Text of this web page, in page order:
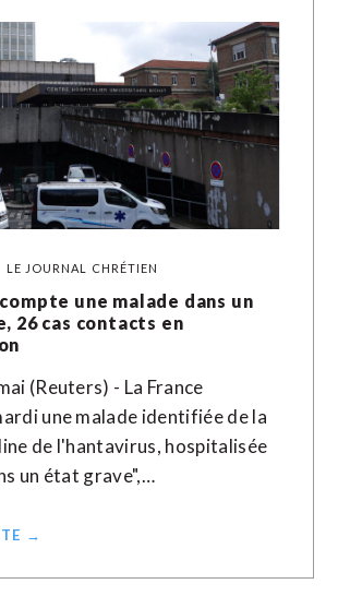
LE JOURNAL CHRÉTIEN
une malade dans un
26 cas contacts en
(Reuters) - La France
une malade identifiée de la
de l'hantavirus, hospitalisée
un état grave",…
→